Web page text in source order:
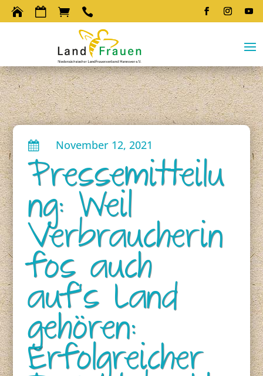
   
 November 12, 2021
Pressemitteilu
ng: Weil
Verbraucherin
fos auch
auf‘s Land
gehören:
Erfolgreicher